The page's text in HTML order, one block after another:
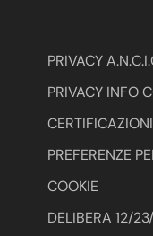
PRIVACY
PRIVACY INFO
CERTIFICAZIONI
PREFERENZE
COOKIE
DELIBERA 12/